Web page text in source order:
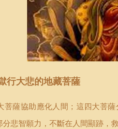
行大悲的地藏菩薩
菩薩協助應化人間；這四大菩
悲智願力，不斷在人間顯跡，